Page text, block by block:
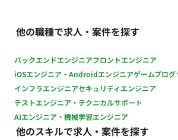
他の職種で求人・案件を探す
バックエンドエンジニアフロントエンジニア
iOSエンジニア・Androidエンジニアゲームプロ
インフラエンジニアセキュリティエンジニア
テストエンジニア・テクニカルサポート
AIエンジニア・機械学習エンジニア
他のスキルで求人・案件を探す